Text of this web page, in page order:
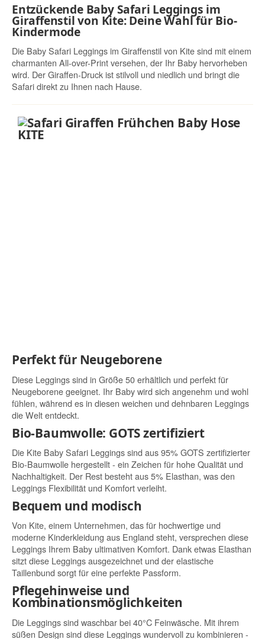
Entzückende Baby Safari Leggings im
Giraffenstil von Kite: Deine Wahl für Bio-
Kindermode
Die Baby Safari Leggings im Giraffenstil von Kite sind mit einem
charmanten All-over-Print versehen, der Ihr Baby hervorheben
wird. Der Giraffen-Druck ist stilvoll und niedlich und bringt die
Safari direkt zu Ihnen nach Hause.
Perfekt für Neugeborene
Diese Leggings sind in Größe 50 erhältlich und perfekt für
Neugeborene geeignet. Ihr Baby wird sich angenehm und wohl
fühlen, während es in diesen weichen und dehnbaren Leggings
die Welt entdeckt.
Bio-Baumwolle: GOTS zertifiziert
Die Kite Baby Safari Leggings sind aus 95% GOTS zertifizierter
Bio-Baumwolle hergestellt - ein Zeichen für hohe Qualität und
Nachhaltigkeit. Der Rest besteht aus 5% Elasthan, was den
Leggings Flexibilität und Komfort verleiht.
Bequem und modisch
Von Kite, einem Unternehmen, das für hochwertige und
moderne Kinderkleidung aus England steht, versprechen diese
Leggings Ihrem Baby ultimativen Komfort. Dank etwas Elasthan
sitzt diese Leggings ausgezeichnet und der elastische
Taillenbund sorgt für eine perfekte Passform.
Pflegehinweise und
Kombinationsmöglichkeiten
Die Leggings sind waschbar bei 40°C Feinwäsche. Mit ihrem
süßen Design sind diese Leggings wundervoll zu kombinieren -